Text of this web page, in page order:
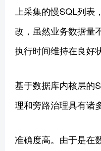
上采集的慢SQL列
改，虽然业务数据量
执行时间维持在良好
基于数据库内核层的
理和旁路治理具有诸
准确度高。由于是在